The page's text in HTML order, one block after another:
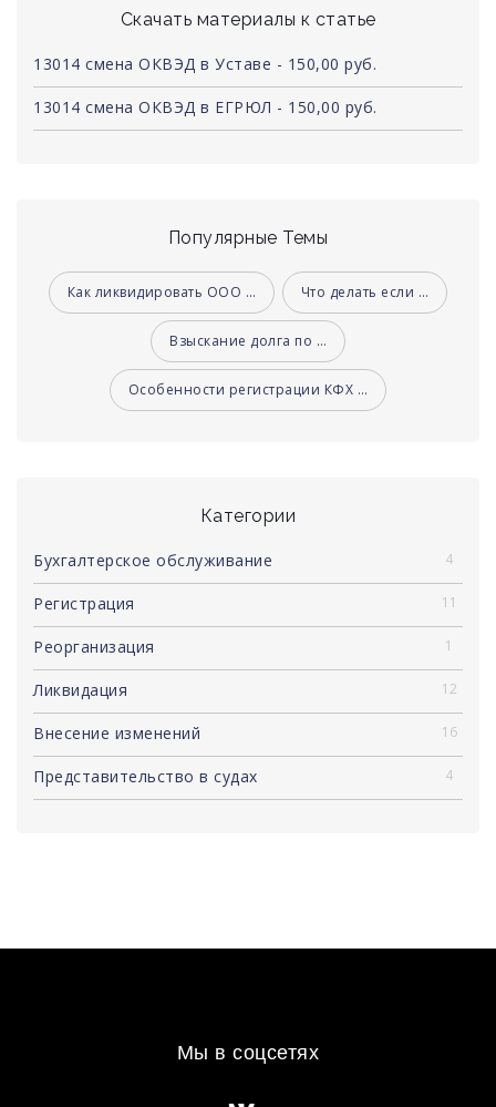
Скачать материалы к статье
13014 смена ОКВЭД в Уставе - 150,00 руб.
13014 смена ОКВЭД в ЕГРЮЛ - 150,00 руб.
Популярные Темы
Как ликвидировать ООО … Что делать если …
Взыскание долга по …
Особенности регистрации КФХ …
Категории
Бухгалтерское обслуживание 4
Регистрация 11
Реорганизация 1
Ликвидация 12
Внесение изменений 16
Представительство в судах 4
Мы в соцсетях